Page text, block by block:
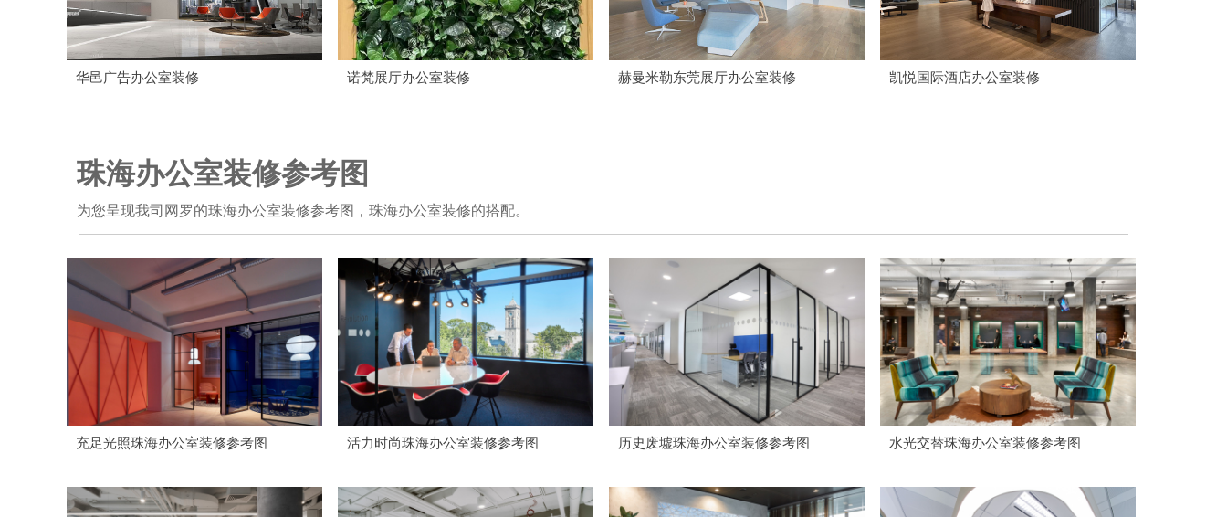
华邑广告办公室装修 诺梵展厅办公室装修 赫曼米勒东莞展厅办公室装修 凯悦国际酒店办公室装修
珠海办公室装修参考图
为您呈现我司网罗的珠海办公室装修参考图，珠海办公室装修的搭配。
充足光照珠海办公室装修参考图 活力时尚珠海办公室装修参考图 历史废墟珠海办公室装修参考图 水光交替珠海办公室装修参考图